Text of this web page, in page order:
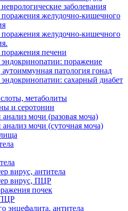
заболевания
желудочно-кишечного
желудочно-кишечного
печени
поражение
патология гонад
сахарный диабет
метаболиты
и серотонин
мочи (разовая моча)
мочи (суточная моча)
вирус, антитела
вирус, ПЦР
почек
энцефалита, антитела